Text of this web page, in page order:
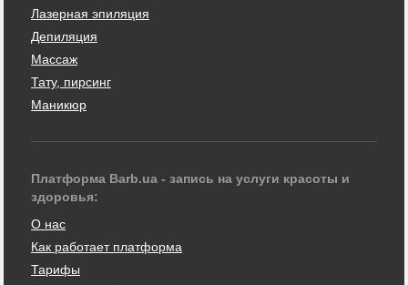
Лазерная эпиляция
Депиляция
Массаж
Тату, пирсинг
Маникюр
Платформа Barb.ua - запись на услуги красоты и
здоровья:
О нас
Как работает платформа
Тарифы